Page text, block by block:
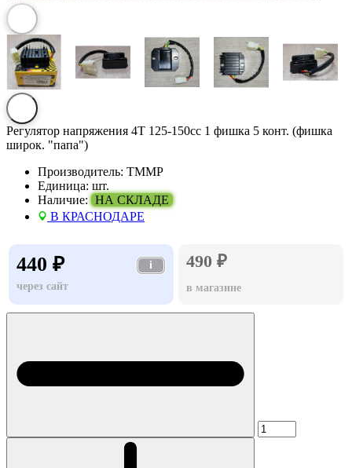
Регулятор напряжения 4T 125-150сс 1 фишка 5 конт. (фишка
широк. "папа")
Производитель: TMMP
Единица: шт.
Наличие: НА СКЛАДЕ
В КРАСНОДАРЕ
440 ₽
i
через сайт
490 ₽
в магазине